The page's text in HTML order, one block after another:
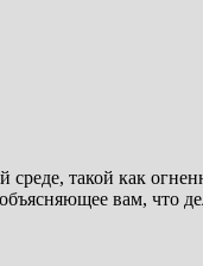
среде, такой как
вам, что